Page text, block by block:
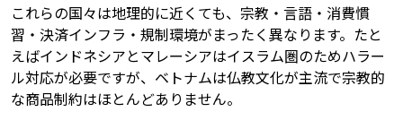
これらの国々は地理的に近くても、宗教・言語・消費慣
習・決済インフラ・規制環境がまったく異なります。たと
えばインドネシアとマレーシアはイスラム圏のためハラー
ル対応が必要ですが、ベトナムは仏教文化が主流で宗教的
な商品制約はほとんどありません。